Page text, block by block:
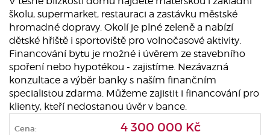
školu, supermarket, restauraci a zastávku městské
hromadné dopravy. Okolí je plné zeleně a nabízí
dětské hřiště i sportoviště pro volnočasové aktivity.
Financování bytu je možné i úvěrem ze stavebního
spoření nebo hypotékou - zajistíme. Nezávazná
konzultace a výběr banky s naším finančním
specialistou zdarma. Můžeme zajistit i financování pro
klienty, kteří nedostanou úvěr v bance.
Cena: 4 300 000 Kč